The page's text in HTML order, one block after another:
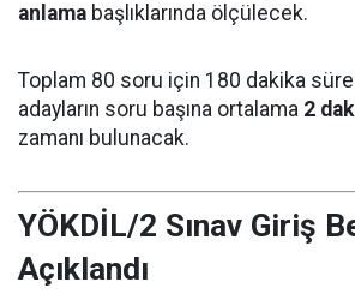
anlama başlıklarında ölçülecek.
Toplam 80 soru için 180 dakika
adayların soru başına ortalama 2
zamanı bulunacak.
YÖKDİL/2 Sınav Giriş
Açıklandı